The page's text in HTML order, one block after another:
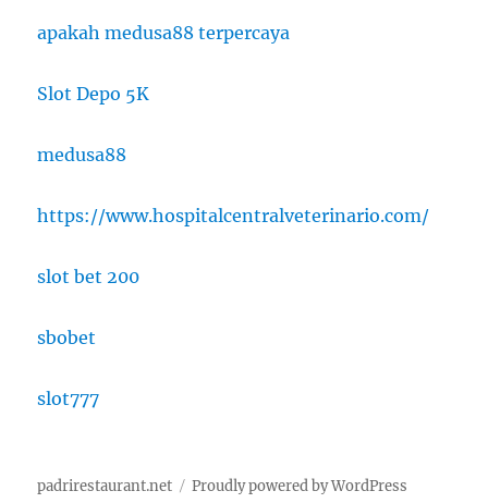
apakah medusa88 terpercaya
Slot Depo 5K
medusa88
https://www.hospitalcentralveterinario.com/
slot bet 200
sbobet
slot777
padrirestaurant.net Proudly powered by WordPress